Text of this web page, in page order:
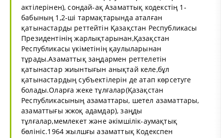
актілерінен), сондай-ақ Азаматтық кодекстің 1-
бабының 1,2-ші тармақтарында аталған
қатынастарды реттейтін Қазақстан Республикасы
Президентінің жарлықтарынан,Қазақстан
Республикасы үкіметінің қаулыларынан
тұрады.Азаматтық заңдармен реттелетін
қатынастар жиынтығын анықтай келе,бұл
қатынастардың субъектілерін де атап көрсетуге
болады.Оларға жеке тұлғалар(Қазақстан
Республикасының азаматтары, шетел азаматтары,
азаматтығы жжоқ адамдар), заңды
тұлғалар,мемлекет және әкімшілік-аумақтық
бөлініс.1964 жылшғы азаматтық Кодекспен